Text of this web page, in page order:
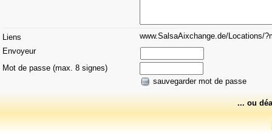
Liens
www.SalsaAixchange.de/Locations/
Envoyeur
Mot de passe (max. 8 signes)
sauvegarder mot de passe
... ou